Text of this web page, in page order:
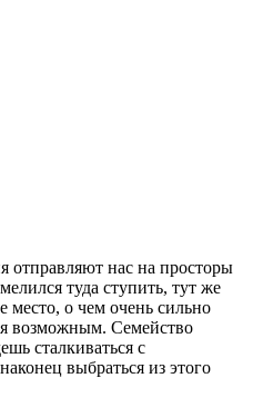
отправляют нас на просторы
туда ступить, тут же
место, о чем очень сильно
возможным. Семейство
сталкиваться с
выбраться из этого